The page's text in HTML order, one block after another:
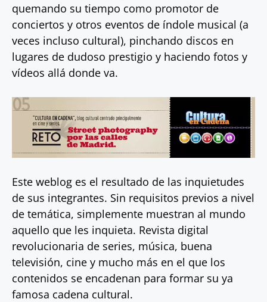
quemando su tiempo como promotor de
conciertos y otros eventos de índole musical (a
veces incluso cultural), pinchando discos en
lugares de dudoso prestigio y haciendo fotos y
vídeos allá donde va.
Este weblog es el resultado de las inquietudes
de sus integrantes. Sin requisitos previos a nivel
de temática, simplemente muestran al mundo
aquello que les inquieta. Revista digital
revolucionaria de series, música, buena
televisión, cine y mucho más en el que los
contenidos se encadenan para formar su ya
famosa cadena cultural.